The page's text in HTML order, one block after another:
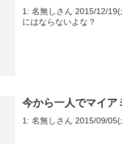
1: 名無しさん 2015/12/
にはならないよな？
今から一人でマイア
1: 名無しさん 2015/09/